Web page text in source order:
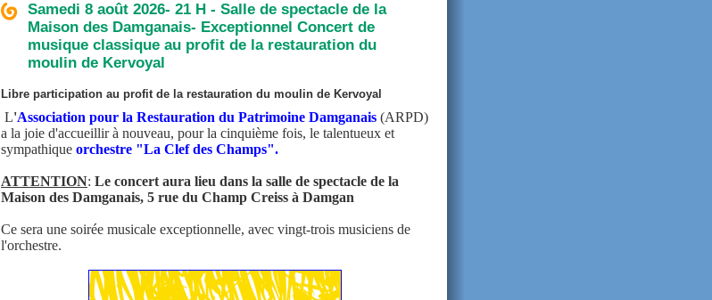
Samedi 8 août 2026- 21 H - Salle de spectacle de la
Maison des Damganais- Exceptionnel Concert de
musique classique au profit de la restauration du
moulin de Kervoyal
Libre participation au profit de la restauration du moulin de Kervoyal
L'Association pour la Restauration du Patrimoine Damganais (ARPD)
a la joie d'accueillir à nouveau, pour la cinquième fois, le talentueux et
sympathique orchestre "La Clef des Champs".
ATTENTION: Le concert aura lieu dans la salle de spectacle de la
Maison des Damganais, 5 rue du Champ Creiss à Damgan
Ce sera une soirée musicale exceptionnelle, avec vingt-trois musiciens de
l'orchestre.